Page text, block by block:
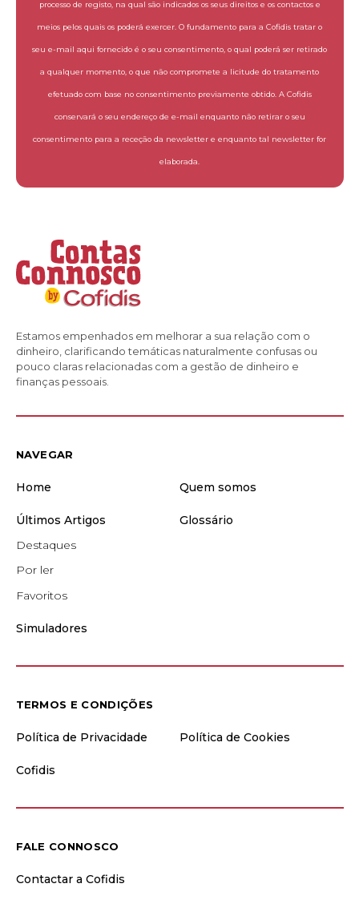
processo de registo, na qual são indicados os seus direitos e os contactos e
meios pelos quais os poderá exercer. O fundamento para a Cofidis tratar o
seu e-mail aqui fornecido é o seu consentimento, o qual poderá ser retirado
a qualquer momento, o que não compromete a licitude do tratamento
efetuado com base no consentimento previamente obtido. A Cofidis
conservará o seu endereço de e-mail enquanto não retirar o seu
consentimento para a receção da newsletter e enquanto tal newsletter for
elaborada.
Estamos empenhados em melhorar a sua relação com o
dinheiro, clarificando temáticas naturalmente confusas ou
pouco claras relacionadas com a gestão de dinheiro e
finanças pessoais.
NAVEGAR
Home Quem somos
Últimos Artigos
Destaques
Por ler
Favoritos
Glossário
Simuladores
TERMOS E CONDIÇÕES
Política de Privacidade Política de Cookies
Cofidis
FALE CONNOSCO
Contactar a Cofidis